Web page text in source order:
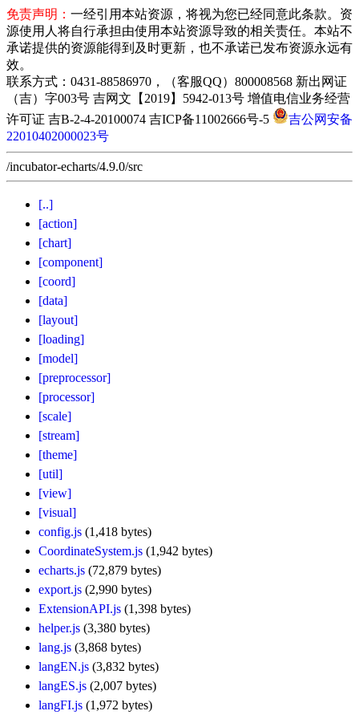
免责声明： 一经引用本站资源，将视为您已经同意此条款。资
源使用人将自行承担由使用本站资源导致的相关责任。本站不
承诺提供的资源能得到及时更新，也不承诺已发布资源永远有
效。
联系方式：0431-88586970，（客服QQ）800008568 新出网证
（吉）字003号 吉网文【2019】5942-013号 增值电信业务经营
许可证 吉B-2-4-20100074 吉ICP备11002666号-5
吉公网安备
22010402000023号
/incubator-echarts/4.9.0/src
[..]
[action]
[chart]
[component]
[coord]
[data]
[layout]
[loading]
[model]
[preprocessor]
[processor]
[scale]
[stream]
[theme]
[util]
[view]
[visual]
config.js (1,418 bytes)
CoordinateSystem.js (1,942 bytes)
echarts.js (72,879 bytes)
export.js (2,990 bytes)
ExtensionAPI.js (1,398 bytes)
helper.js (3,380 bytes)
lang.js (3,868 bytes)
langEN.js (3,832 bytes)
langES.js (2,007 bytes)
langFI.js (1,972 bytes)